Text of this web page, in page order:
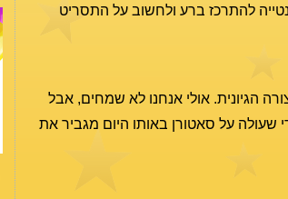
נטייה להתרכז ברע ולחשוב על התסריט
הגיונית. אולי אנחנו לא שמחים, אבל
שעולה על סאטורן באותו היום מגביר את